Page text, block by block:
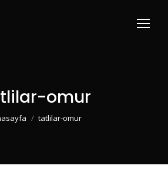
omur
are here:tatlilar-omur